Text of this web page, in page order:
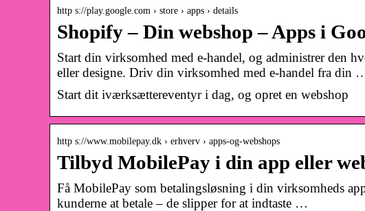
http s://play.google.com › store › apps › details
Shopify – Din webshop – Apps i
Start din virksomhed med e-handel, og administrer den
eller designe. Driv din virksomhed med e-handel fra din
Start dit iværksættereventyr i dag, og opret en webshop
http s://www.mobilepay.dk › erhverv › apps-og-webshops
Tilbyd MobilePay i din app eller
Få MobilePay som betalingsløsning i din virksomheds
kunderne at betale – de slipper for at indtaste …